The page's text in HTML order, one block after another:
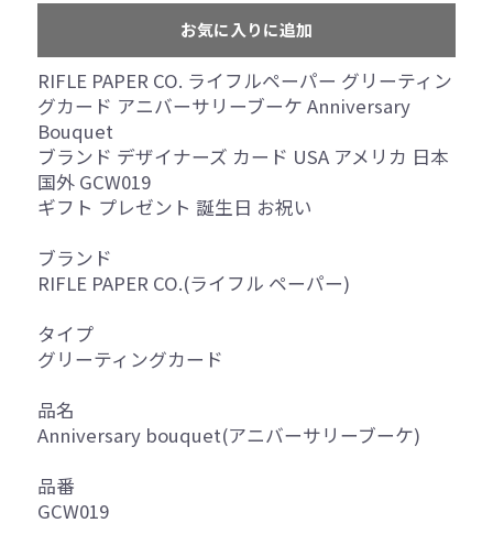
お気に入りに追加
RIFLE PAPER CO. ライフルペーパー グリーティン
グカード アニバーサリーブーケ Anniversary
Bouquet
ブランド デザイナーズ カード USA アメリカ 日本
国外 GCW019
ギフト プレゼント 誕生日 お祝い
ブランド
RIFLE PAPER CO.(ライフル ペーパー)
タイプ
グリーティングカード
品名
Anniversary bouquet(アニバーサリーブーケ)
品番
GCW019